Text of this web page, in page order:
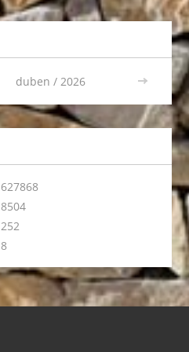
duben / 2026 >>
8
627868
8504
252